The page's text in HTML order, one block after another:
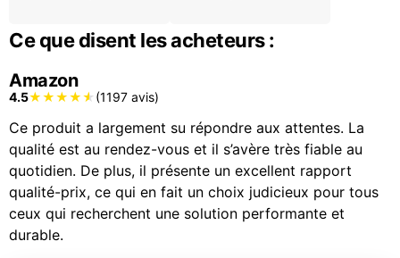
Ce que disent les acheteurs :
Amazon
4.5 (1197 avis)
Ce produit a largement su répondre aux attentes. La
qualité est au rendez-vous et il s’avère très fiable au
quotidien. De plus, il présente un excellent rapport
qualité-prix, ce qui en fait un choix judicieux pour tous
ceux qui recherchent une solution performante et
durable.